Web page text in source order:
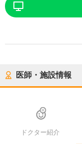
医師・施設情報
ドクター紹介